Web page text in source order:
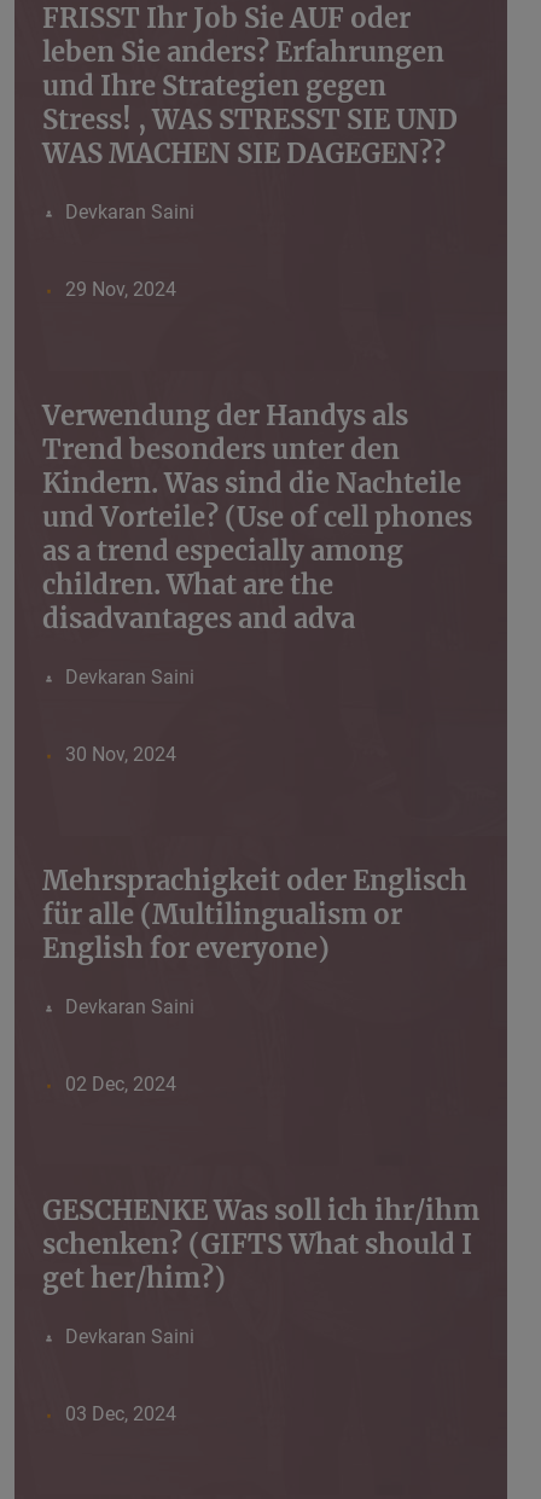
FRISST Ihr Job Sie AUF oder
leben Sie anders? Erfahrungen
und Ihre Strategien gegen
Stress! , WAS STRESST SIE UND
WAS MACHEN SIE DAGEGEN??
Devkaran Saini
29 Nov, 2024
Verwendung der Handys als
Trend besonders unter den
Kindern. Was sind die Nachteile
und Vorteile? (Use of cell phones
as a trend especially among
children. What are the
disadvantages and adva
Devkaran Saini
30 Nov, 2024
Mehrsprachigkeit oder Englisch
für alle (Multilingualism or
English for everyone)
Devkaran Saini
02 Dec, 2024
GESCHENKE Was soll ich ihr/ihm
schenken? (GIFTS What should I
get her/him?)
Devkaran Saini
03 Dec, 2024